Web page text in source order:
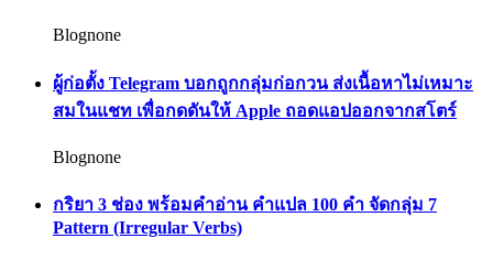
Blognone
ผู้ก่อตั้ง Telegram บอกถูกกลุ่มก่อกวน ส่งเนื้อหาไม่เหมาะ
สมในแชท เพื่อกดดันให้ Apple ถอดแอปออกจากสโตร์
Blognone
กริยา 3 ช่อง พร้อมคำอ่าน คำแปล 100 คำ จัดกลุ่ม 7
Pattern (Irregular Verbs)